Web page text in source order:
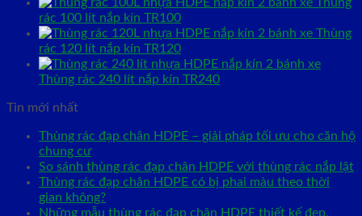
rác 100 lít nắp kín TR100
Thùng
rác 120 lít nắp kín TR120
Thùng rác 240 lít nắp kín TR240
Tin mới nhất
Thùng rác đạp chân HDPE – giải pháp tối ưu cho căn hộ
chung cư
So sánh thùng rác đạp chân HDPE với thùng rác nắp lật
Thùng rác đạp chân HDPE có bị phai màu theo thời
gian không?
Những mẫu thùng rác đạp chân HDPE thiết kế đẹp,